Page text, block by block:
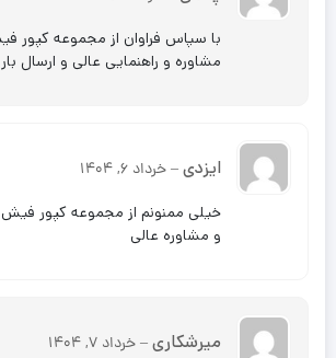
با سپاس فراوان از مجموعه کپور
مشاوره و راهنمایی عالی و ارسال
ایزدی – خرداد 6, 1404
خیلی ممنونم از مجموعه کپور
و مشاوره عالی
میرشکاری – خرداد 7, 1404